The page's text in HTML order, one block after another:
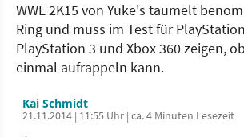
WWE 2K15 von Yuke's taumelt
Ring und muss im Test für
PlayStation 3 und Xbox 360 zeigen,
einmal aufrappeln kann.
Kai Schmidt
21.11.2014 | 11:55 Uhr | ca. 4 Minuten Lesezeit